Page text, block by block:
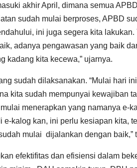
akhir April, dimana semua
sudah mulai berproses, APBD
ini juga segera kita
adanya pengawasan yang baik
kadang kita kecewa,” ujarnya.
sudah dilaksanakan. “Mulai hari
kita sudah mempunyai kewajiban
menerapkan yang namanya e-
kalog kan, ini perlu kesiapan kita,
mulai dijalankan dengan baik,”
efektifitas dan efisiensi dalam